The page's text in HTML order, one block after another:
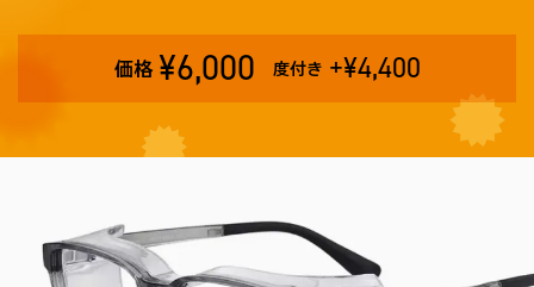
価格 ¥6,000 度付き +¥4,400